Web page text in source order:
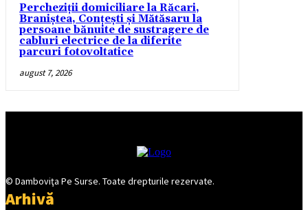
Percheziții domiciliare la Răcari,
Braniștea, Conțești și Mătăsaru la
persoane bănuite de sustragere de
cabluri electrice de la diferite
parcuri fotovoltatice
august 7, 2026
© Damboviţa Pe Surse. Toate drepturile rezervate.
Arhivă